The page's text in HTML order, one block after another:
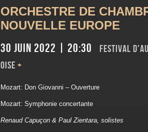
ORCHESTRE DE
NOUVELLE EUROPE
30 juin 2022 | 20:30
Festival
Oise +
Mozart: Don Giovanni – Ouverture
Mozart: Symphonie concertante
Renaud Capuçon & Paul Zientara, solistes